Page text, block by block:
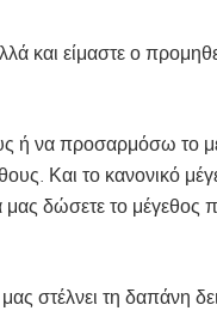
και είμαστε ο
ή να προσαρμόσω το
Και το κανονικό
μας δώσετε το μέγεθος
στέλνει τη δαπάνη